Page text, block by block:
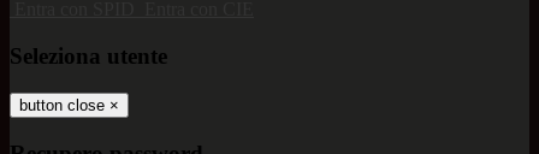
Seleziona utente
button close ×